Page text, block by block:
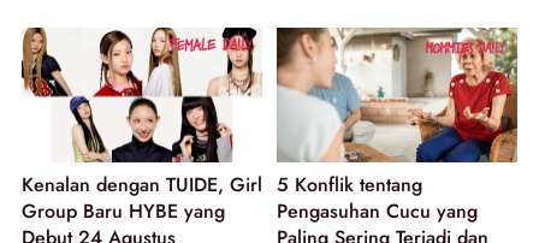
Kenalan dengan TUIDE, Girl
Group Baru HYBE yang
5 Konflik tentang
Pengasuhan Cucu yang